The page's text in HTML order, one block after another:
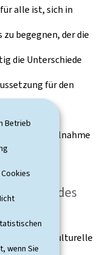
Betrieb
wenn Sie
alle ist, sich in
begegnen, der die
die Unterschiede
für den
ist.
zu ihrer Teilnahme
Erfolg.
Pakt des
für das interkulturelle